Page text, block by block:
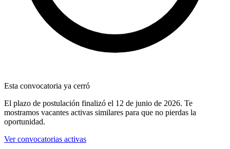
Esta convocatoria ya cerró
El plazo de postulación finalizó el 12 de junio de 2026. Te
mostramos vacantes activas similares para que no pierdas la
oportunidad.
Ver convocatorias activas